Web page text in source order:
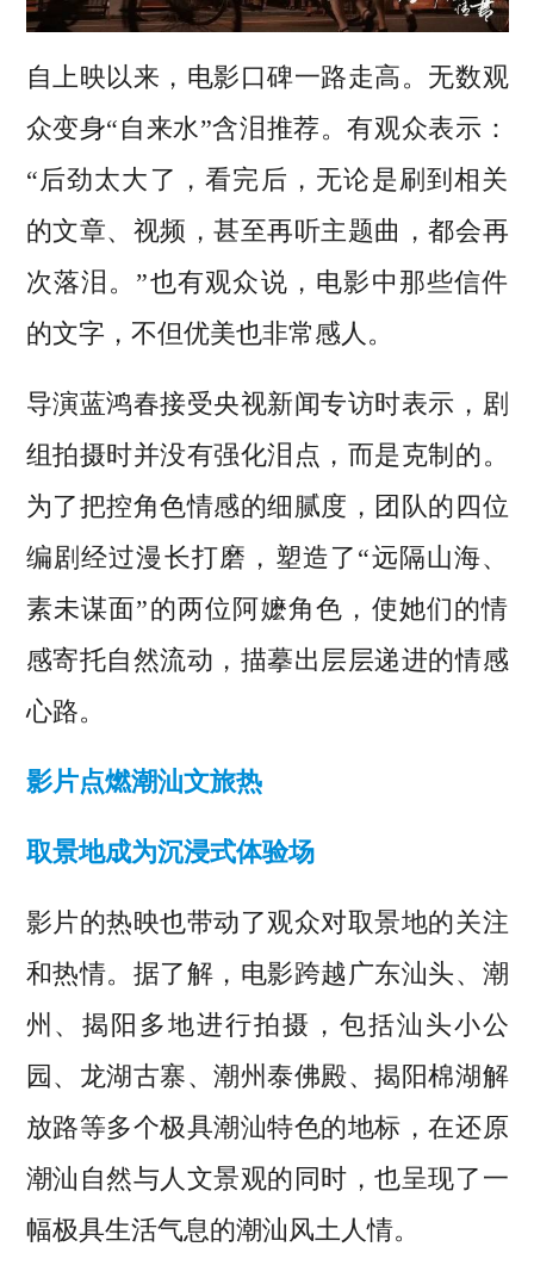
自上映以来，电影口碑一路走高。无数观
众变身“自来水”含泪推荐。有观众表示：
“后劲太大了，看完后，无论是刷到相关
的文章、视频，甚至再听主题曲，都会再
次落泪。”也有观众说，电影中那些信件
的文字，不但优美也非常感人。
导演蓝鸿春接受央视新闻专访时表示，剧
组拍摄时并没有强化泪点，而是克制的。
为了把控角色情感的细腻度，团队的四位
编剧经过漫长打磨，塑造了“远隔山海、
素未谋面”的两位阿嬷角色，使她们的情
感寄托自然流动，描摹出层层递进的情感
心路。
影片点燃潮汕文旅热
取景地成为沉浸式体验场
影片的热映也带动了观众对取景地的关注
和热情。据了解，电影跨越广东汕头、潮
州、揭阳多地进行拍摄，包括汕头小公
园、龙湖古寨、潮州泰佛殿、揭阳棉湖解
放路等多个极具潮汕特色的地标，在还原
潮汕自然与人文景观的同时，也呈现了一
幅极具生活气息的潮汕风土人情。